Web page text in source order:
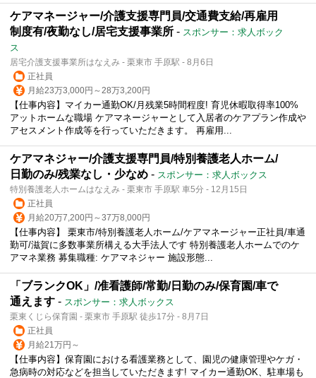
ケアマネージャー/介護支援専門員/交通費支給/再雇用
制度有/夜勤なし/居宅支援事業所 - スポンサー：求人ボック
ス
居宅介護支援事業所はなえみ - 栗東市 手原駅 - 8月6日
正社員
月給23万3,000円～28万3,200円
【仕事内容】マイカー通勤OK/月残業5時間程度! 育児休暇取得率100%
アットホームな職場 ケアマネージャーとして入居者のケアプラン作成や
アセスメント作成等を行っていただきます。 再雇用...
ケアマネジャー/介護支援専門員/特別養護老人ホーム/
日勤のみ/残業なし・少なめ - スポンサー：求人ボックス
特別養護老人ホームはなえみ - 栗東市 手原駅 車5分 - 12月15日
正社員
月給20万7,200円～37万8,000円
【仕事内容】 栗東市/特別養護老人ホーム/ケアマネージャー正社員/車通
勤可/滋賀に多数事業所構える大手法人です 特別養護老人ホームでのケ
アマネ業務 募集職種: ケアマネジャー 施設形態...
「ブランクOK」/准看護師/常勤/日勤のみ/保育園/車で
通えます - スポンサー：求人ボックス
栗東くじら保育園 - 栗東市 手原駅 徒歩17分 - 8月7日
正社員
月給21万円～
【仕事内容】保育園における看護業務として、園児の健康管理やケガ・
急病時の対応などを担当していただきます! マイカー通勤OK、駐車場も